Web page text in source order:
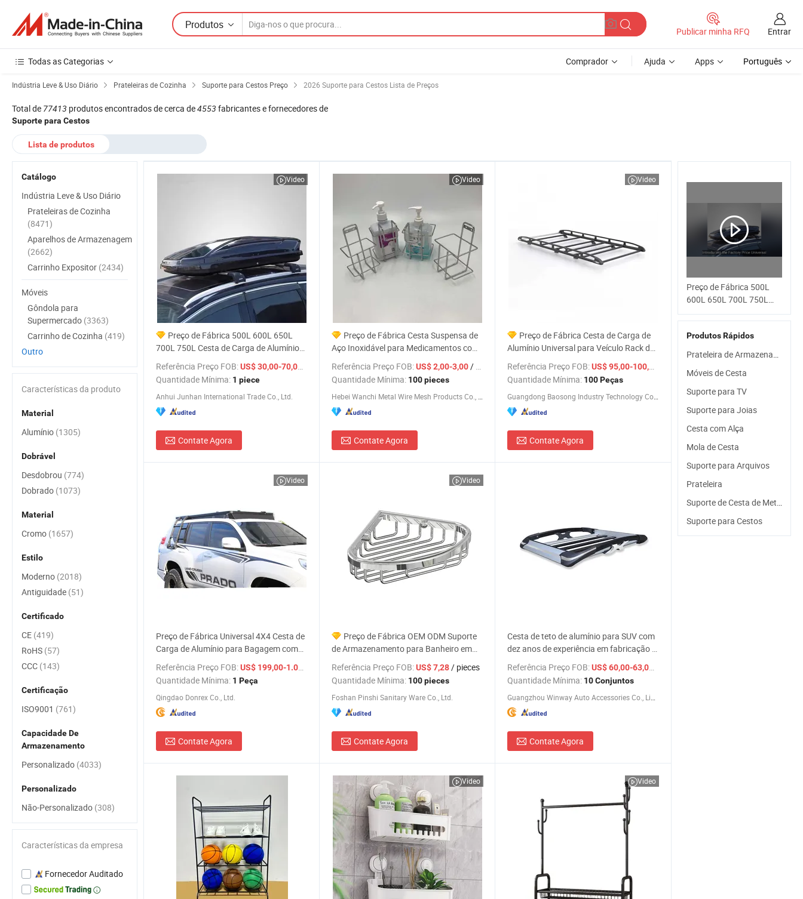
Produtos
Publicar minha RFQ Entrar
Todas as Categorias Comprador Ajuda Apps Português
Indústria Leve & Uso Diário Prateleiras de Cozinha Suporte para Cestos Preço 2026 Suporte para Cestos Lista de Preços
Total de 77413 produtos encontrados de cerca de4553 fabricantes e fornecedores de
Suporte para Cestos
Lista de produtos
Video
Preço de Fábrica 500L 600L 650L
700L 750L Cesta de Carga de Alumínio
Universal para Veículo, Caixa de Teto
para Carro
Referência Preço FOB:US$ 30,00-70,00 / piece
Quantidade Mínima: 1 piece
Anhui Junhan International Trade Co., Ltd.
Contate Agora
Video
Preço de Fábrica Cesta Suspensa de
Aço Inoxidável para Medicamentos com
Desinfetante para Mãos
Referência Preço FOB:US$ 2,00-3,00/ pieces
Quantidade Mínima: 100 pieces
Contate Agora
Video
Preço de Fábrica Cesta de Carga de
Alumínio Universal para Veículo Rack de
Teto de Carro
Referência Preço FOB:US$ 95,00-100,00
Quantidade Mínima: 100 Peças
Guangdong Baosong Industry Technology Co., Ltd.
Contate Agora
Video
Preço de Fábrica Universal 4X4 Cesta de
Carga de Alumínio para Bagagem com
Escada para 4runner Toyota
Referência Preço FOB:US$ 199,00-1.000,00
/ Peça
Quantidade Mínima: 1 Peça
Qingdao Donrex Co., Ltd.
Contate Agora
Video
Preço de Fábrica OEM ODM Suporte
de Armazenamento para Banheiro em
Aço Inoxidável em Forma de Triângulo
Montado na Parede
Referência Preço FOB:US$ 7,28/ pieces
Quantidade Mínima: 100 pieces
Foshan Pinshi Sanitary Ware Co., Ltd.
Contate Agora
Cesta de teto de alumínio para SUV com
dez anos de experiência em fabricação a
preço de atacado
Referência Preço FOB:US$ 60,00-63,00 / Conjunto
Quantidade Mínima: 10 Conjuntos
Contate Agora
Video Video
Preço de Fábrica 500L
600L 650L 700L 750L
Cesta de Carga de
Alumínio Universal para
Veículo, Caixa de Teto
para Carro
Produtos Rápidos
Prateleira de Armazenamento Pesada
Móveis de Cesta
Suporte para TV
Suporte para Joias
Cesta com Alça
Mola de Cesta
Suporte para Arquivos
Prateleira
Suporte de Cesta de Metal
Suporte para Cestos
Catálogo
Indústria Leve & Uso Diário
Prateleiras de Cozinha
(8471)
Aparelhos de Armazenagem
(2662)
Carrinho Expositor (2434)
Móveis
Gôndola para
Supermercado (3363)
Carrinho de Cozinha (419)
Outro
Características da produto
Material
Alumínio (1305)
Dobrável
Desdobrou (774)
Dobrado (1073)
Material
Cromo (1657)
Estilo
Moderno (2018)
Antiguidade (51)
Certificado
CE (419)
RoHS (57)
CCC (143)
Certificação
ISO9001 (761)
Capacidade De
Armazenamento
Personalizado (4033)
Personalizado
Não-Personalizado (308)
Características da empresa
Fornecedor Auditado